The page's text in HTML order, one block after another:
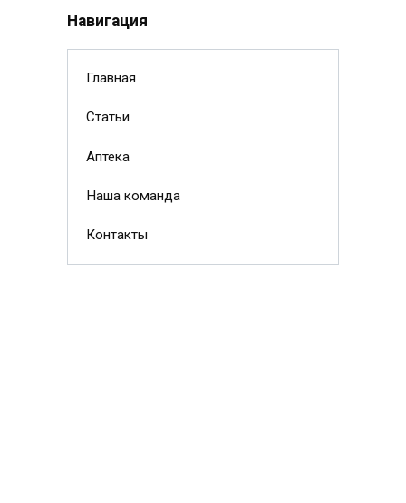
Навигация
Главная
Статьи
Аптека
Наша команда
Контакты